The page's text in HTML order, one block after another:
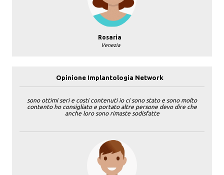
Rosaria
Venezia
Opinione Implantologia Network
sono ottimi seri e costi contenuti io ci sono stato e sono molto
contento ho consigliato e portato altre persone devo dire che
anche loro sono rimaste sodisfatte